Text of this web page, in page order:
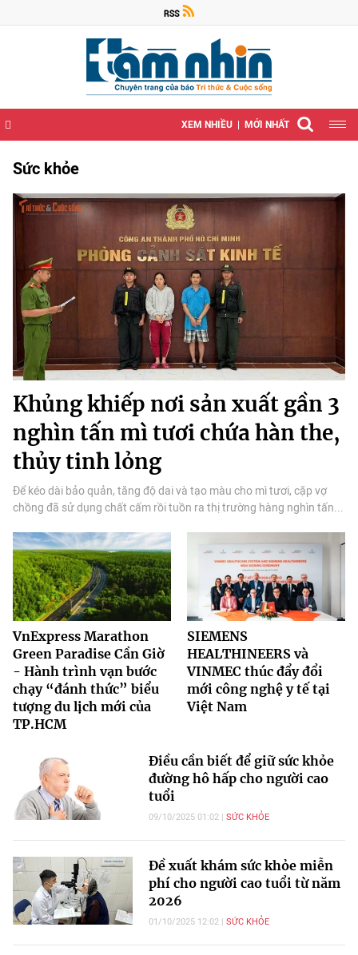
XEM NHIỀU MỚI NHẤT
Sức khỏe
Khủng khiếp nơi sản xuất gần 3
nghìn tấn mì tươi chứa hàn the,
thủy tinh lỏng
Để kéo dài bảo quản, tăng độ dai và tạo màu cho mì tươi, cặp vợ
chồng đã sử dụng chất cấm rồi tuồn ra thị trường hàng nghìn tấn...
VnExpress Marathon
Green Paradise Cần Giờ
- Hành trình vạn bước
chạy “đánh thức” biểu
tượng du lịch mới của
TP.HCM
SIEMENS
HEALTHINEERS và
VINMEC thúc đẩy đổi
mới công nghệ y tế tại
Việt Nam
Điều cần biết để giữ sức khỏe
đường hô hấp cho người cao
tuổi
09/10/2025 01:02 SỨC KHỎE
Đề xuất khám sức khỏe miễn
phí cho người cao tuổi từ năm
2026
01/10/2025 12:02 SỨC KHỎE